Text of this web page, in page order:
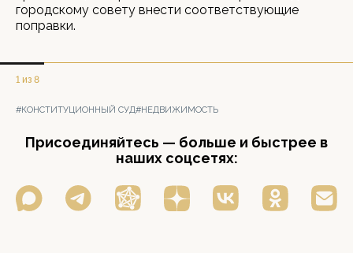
городскому совету внести соответствующие
поправки.
1 из 8
#КОНСТИТУЦИОННЫЙ СУД#НЕДВИЖИМОСТЬ
Присоединяйтесь — больше и быстрее в
наших соцсетях: